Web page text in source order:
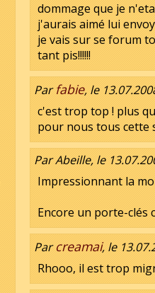
dommage que je
j'aurais aimé lui
je vais sur se forum
tant pis!!!!!!
Parfabie, le
c'est trop top ! plus
pour nous tous cette
Par Abeille, le
Impressionnant la
Encore un porte-clés
Parcreamai, le
Rhooo, il est trop